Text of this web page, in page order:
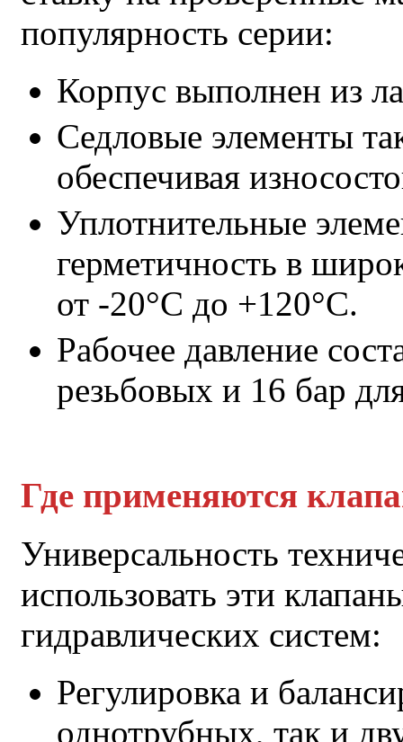
популярность серии:
Корпус выполнен из
Седловые элементы
обеспечивая
Уплотнительные
герметичность в
от -20°C до +120°C.
Рабочее давление
резьбовых и 16 бар
Где применяются
Универсальность
использовать эти
гидравлических систем:
Регулировка и
однотрубных, так и